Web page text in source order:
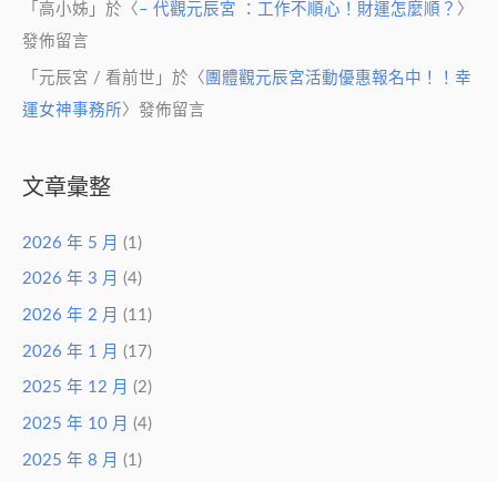
「 高小姊 」於〈 – 代觀元辰宮 ：工作不順心！財運怎麼順？ 〉
發佈留言
「 元辰宮 / 看前世 」於〈 團體觀元辰宮活動優惠報名中！！幸
運女神事務所 〉發佈留言
文章彙整
2026 年 5 月 (1)
2026 年 3 月 (4)
2026 年 2 月 (11)
2026 年 1 月 (17)
2025 年 12 月 (2)
2025 年 10 月 (4)
2025 年 8 月 (1)